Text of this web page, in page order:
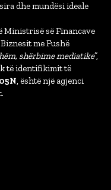
dhe mundësi ideale
Ministrisë së Financave
me Fushë
shërbime mediatike”,
të identifikimit të
, është një agjenci